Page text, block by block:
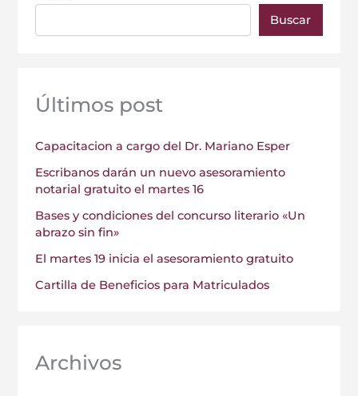
Buscar
Últimos post
Capacitacion a cargo del Dr. Mariano Esper
Escribanos darán un nuevo asesoramiento
notarial gratuito el martes 16
Bases y condiciones del concurso literario «Un
abrazo sin fin»
El martes 19 inicia el asesoramiento gratuito
Cartilla de Beneficios para Matriculados
Archivos